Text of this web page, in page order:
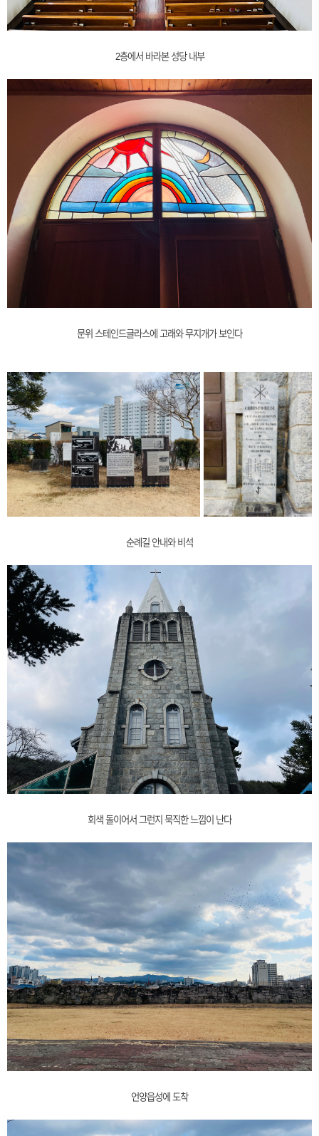
2층에서 바라본 성당 내부
문위 스테인드글라스에 고래와 무지개가 보인다
순례길 안내와 비석
회색 돌이어서 그런지 묵직한 느낌이 난다
언양읍성에 도착